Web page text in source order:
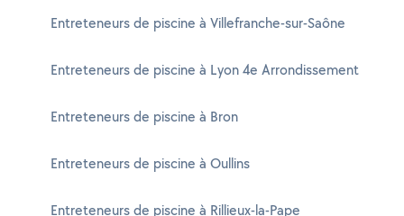
Entreteneurs de piscine à Villefranche-sur-Saône
Entreteneurs de piscine à Lyon 4e Arrondissement
Entreteneurs de piscine à Bron
Entreteneurs de piscine à Oullins
Entreteneurs de piscine à Rillieux-la-Pape